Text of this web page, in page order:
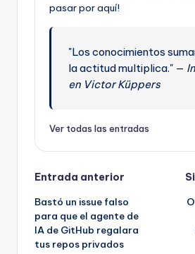
pasar por aquí!
"Los conocimientos
la actitud multiplica." —
en Victor Küppers
Ver todas las entradas
Navegación
de
entradas
Entrada anterior
Bastó un issue falso
para que el agente de
IA de GitHub regalara
tus repos privados